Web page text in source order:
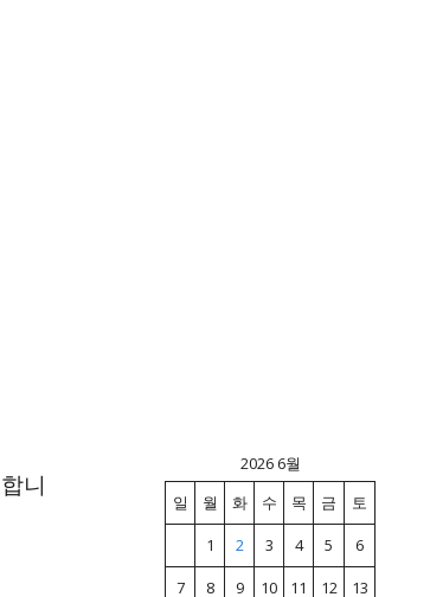
니
2026 6월
일
월 화 수 목 금
토
1
2 3 4 5
6
7
8 9 10 11 12
13